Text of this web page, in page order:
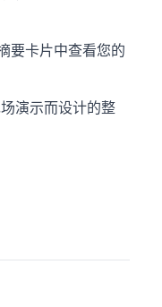
要卡片中查看您的
演示而设计的整